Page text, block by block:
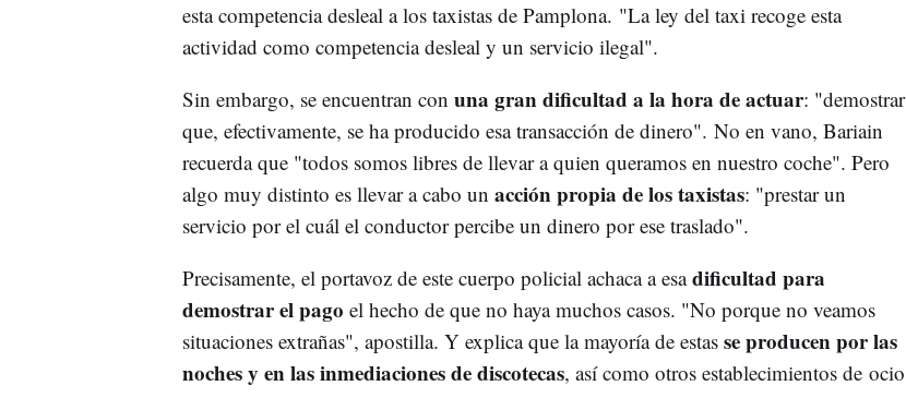
esta competencia desleal a los taxistas de Pamplona. "La ley del taxi recoge esta
actividad como competencia desleal y un servicio ilegal".
Sin embargo, se encuentran con una gran dificultad a la hora de actuar: "demostrar
que, efectivamente, se ha producido esa transacción de dinero". No en vano, Bariain
recuerda que "todos somos libres de llevar a quien queramos en nuestro coche". Pero
algo muy distinto es llevar a cabo un acción propia de los taxistas: "prestar un
servicio por el cuál el conductor percibe un dinero por ese traslado".
Precisamente, el portavoz de este cuerpo policial achaca a esadificultad para
demostrar el pago el hecho de que no haya muchos casos. "No porque no veamos
situaciones extrañas", apostilla. Y explica que la mayoría de estas se producen por las
noches y en las inmediaciones de discotecas, así como otros establecimientos de ocio